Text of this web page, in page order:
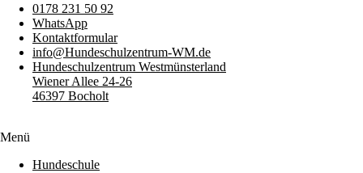
0178 231 50 92
WhatsApp
Kontaktformular
info@Hundeschulzentrum-WM.de
Hundeschulzentrum Westmünsterland
Wiener Allee 24-26
46397 Bocholt
Menü
Hundeschule